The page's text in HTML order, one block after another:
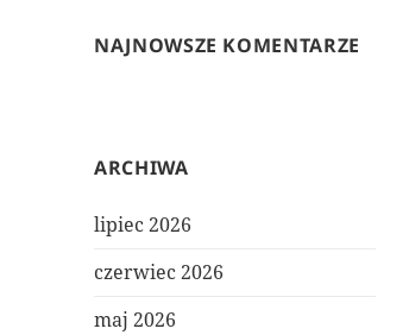
NAJNOWSZE KOMENTARZE
ARCHIWA
lipiec 2026
czerwiec 2026
maj 2026